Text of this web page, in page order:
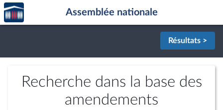
Aller au contenu
Aller en bas de la page
Accèder
à la
page
Assemblée nationale
Résultats >
Recherche dans la base des
amendements